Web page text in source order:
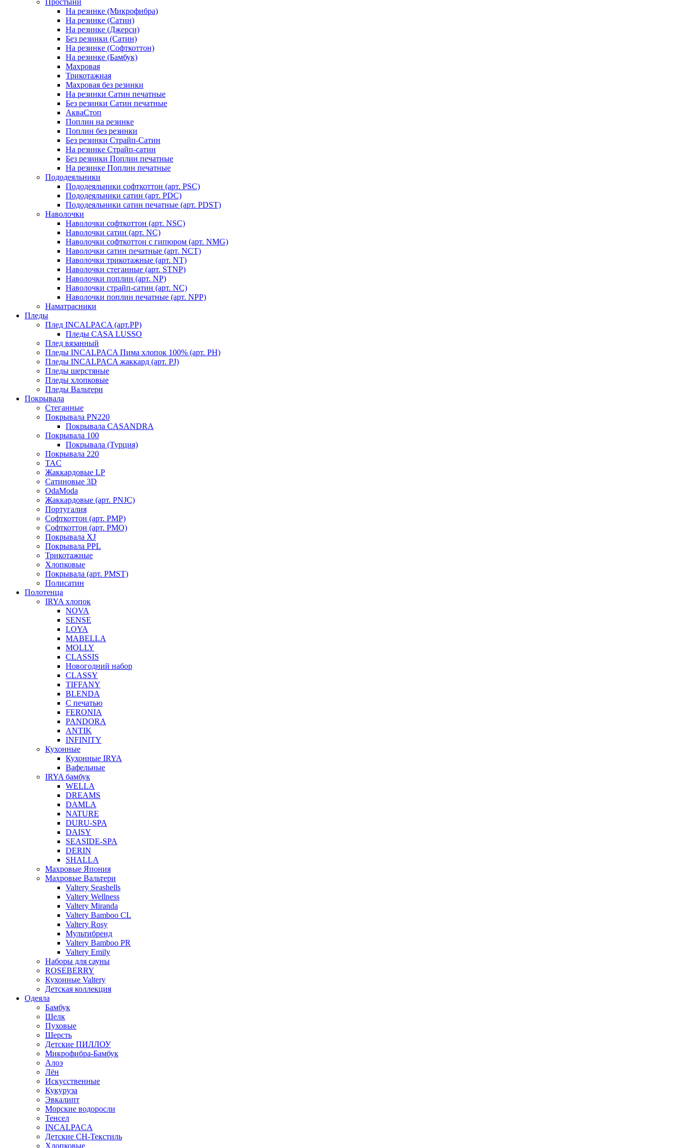
Простыни
На резинке (Микрофибра)
На резинке (Сатин)
На резинке (Джерси)
Без резинки (Сатин)
На резинке (Софткоттон)
На резинке (Бамбук)
Махровая
Трикотажная
Махровая без резинки
На резинки Сатин печатные
Без резинки Сатин печатные
АкваСтоп
Поплин на резинке
Поплин без резинки
Без резинки Страйп-Сатин
На резинке Страйп-сатин
Без резинки Поплин печатные
На резинке Поплин печатные
Пододеяльники
Пододеяльники софткоттон (арт. PSC)
Пододеяльники сатин (арт. PDC)
Пододеяльники сатин печатные (арт. PDST)
Наволочки
Наволочки софткоттон (арт. NSC)
Наволочки сатин (арт. NC)
Наволочки софткоттон с гипюром (арт. NMG)
Наволочки сатин печатные (арт. NCT)
Наволочки трикотажные (арт. NT)
Наволочки стеганные (арт. STNP)
Наволочки поплин (арт. NP)
Наволочки страйп-сатин (арт. NC)
Наволочки поплин печатные (арт. NPP)
Наматрасники
Пледы
Плед INCALPACA (арт.PP)
Пледы CASA LUSSO
Плед вязанный
Пледы INCALPACA Пима хлопок 100% (арт. PH)
Пледы INCALPACA жаккард (арт. PJ)
Пледы шерстяные
Пледы хлопковые
Пледы Вальтери
Покрывала
Стеганные
Покрывала PN220
Покрывала CASANDRA
Покрывала 100
Покрывала (Турция)
Покрывала 220
TAC
Жаккардовые LP
Сатиновые 3D
OdaModa
Жаккардовые (арт. PNJC)
Португалия
Софткоттон (арт. PMP)
Софткоттон (арт. PMO)
Покрывала XJ
Покрывала PPL
Трикотажные
Хлопковые
Покрывала (арт. PMST)
Полисатин
Полотенца
IRYA хлопок
NOVA
SENSE
LOYA
MABELLA
MOLLY
CLASSIS
Новогодний набор
CLASSY
TIFFANY
BLENDA
С печатью
FERONIA
PANDORA
ANTIK
INFINITY
Кухонные
Кухонные IRYA
Вафельные
IRYA бамбук
WELLA
DREAMS
DAMLA
NATURE
DURU-SPA
DAISY
SEASIDE-SPA
DERIN
SHALLA
Махровые Япония
Махровые Вальтери
Valtery Seashells
Valtery Wellness
Valtery Miranda
Valtery Bamboo CL
Valtery Rosy
Мультибренд
Valtery Bamboo PR
Valtery Emily
Наборы для сауны
ROSEBERRY
Кухонные Valtery
Детская коллекция
Одеяла
Бамбук
Шелк
Пуховые
Шерсть
Детские ПИЛЛОУ
Микрофибра-Бамбук
Алоэ
Лён
Искусственные
Кукуруза
Эвкалипт
Морские водоросли
Тенсел
INCALPACA
Детские СН-Текстиль
Хлопковые